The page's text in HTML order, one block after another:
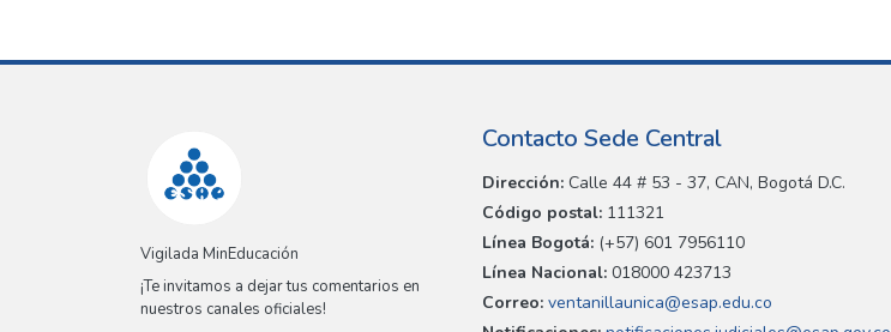
Vigilada MinEducación
¡Te invitamos a dejar tus comentarios en
nuestros canales oficiales!
Contacto Sede Central
Dirección: Calle 44 # 53 - 37, CAN, Bogotá D.C.
Código postal: 111321
Línea Bogotá: (+57) 601 7956110
Línea Nacional: 018000 423713
Correo: ventanillaunica@esap.edu.co